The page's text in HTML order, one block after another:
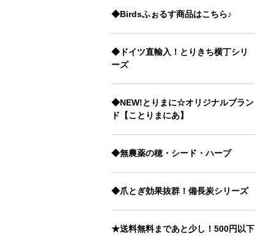
◆Birdsふぉるす商品はこちら♪
◆ドイツ直輸入！とりきち横丁シリ
ーズ
◆NEW!とりまに☆オリジナルブラン
ド【ことりまにあ】
◆無農薬の穂・シード・ハーブ
◆爪とぎ効果抜群！備長炭シリーズ
★送料無料まであと少し！500円以下